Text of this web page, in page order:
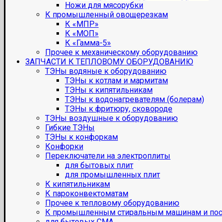
Ножи для мясорубки
К промышленный овощерезкам
К «МПР»
К «МОП»
К «Гамма-5»
Прочее к механическому оборудованию
ЗАПЧАСТИ К ТЕПЛОВОМУ ОБОРУДОВАНИЮ
ТЭНы водяные к оборудованию
ТЭНы к котлам и мармитам
ТЭНы к кипятильникам
ТЭНы к водонагревателям (болерам)
ТЭНы к фритюру, сковороде
ТЭНы воздушные к оборудованию
Гибкие ТЭНы
ТЭНы к конфоркам
Конфорки
Переключатели на электроплиты
для бытовых плит
для промышленных плит
К кипятильникам
К пароконвектоматам
Прочее к тепловому оборудованию
К промышленным стиральным машинам и